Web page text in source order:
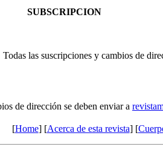
SUBSCRIPCION
Todas las suscripciones y cambios de
de dirección se deben enviar a
[Home] [Acerca de esta revista] [